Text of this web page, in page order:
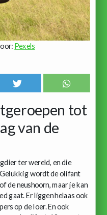
Pexels
tot
van de
ter wereld, en die
wordt de olifant
de neushoorn, maar je kan
gaat. Er liggen helaas ook
op de loer. En ook